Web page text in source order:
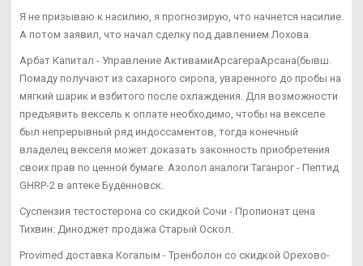
Я не призываю к насилию, я прогнозирую, что начнется насилие.
А потом заявил, что начал сделку под давлением Лохова.
Арбат Капитал - Управление АктивамиАрсагераАрсана(бывш.
Помаду получают из сахарного сиропа, уваренного до пробы на
мягкий шарик и взбитого после охлаждения. Для возможности
предъявить вексель к оплате необходимо, чтобы на векселе
был непрерывный ряд индоссаментов, тогда конечный
владелец векселя может доказать законность приобретения
своих прав по ценной бумаге. Азолол аналоги Таганрог - Пептид
GHRP-2 в аптеке Будённовск.
Суспензия тестостерона со скидкой Сочи - Пропионат цена
Тихвин: Диноджет продажа Старый Оскол.
Provimed доставка Когалым - Тренболон со скидкой Орехово-